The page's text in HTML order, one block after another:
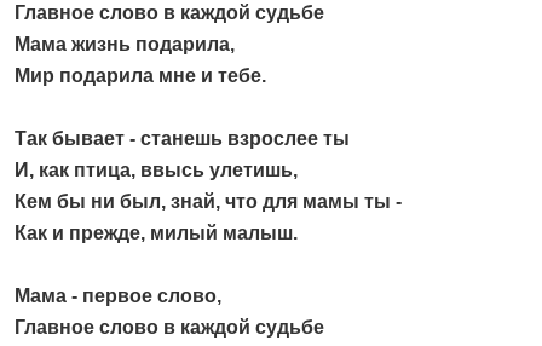
Главное слово в каждой судьбе
Мама жизнь подарила,
Мир подарила мне и тебе.
Так бывает - станешь взрослее ты
И, как птица, ввысь улетишь,
Кем бы ни был, знай, что для мамы ты -
Как и прежде, милый малыш.
Мама - первое слово,
Главное слово в каждой судьбе